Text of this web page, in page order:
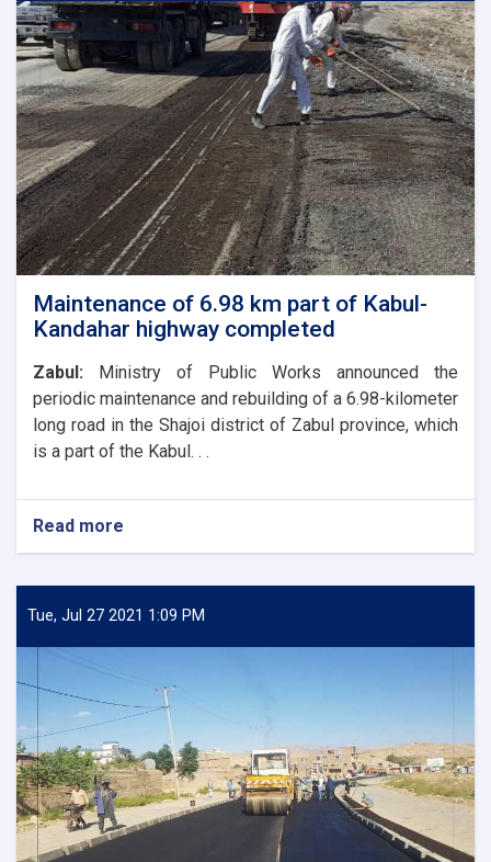
Minister
of
Technical
Affairs
of
the
Ministry
of
Public
Works
with
the
President
of
the
World
Food
Program
in
Afghanistan
and
UN
for
Afghanistan
Maintenance of 6.98 km part of Kabul-
Kandahar highway completed
Zabul: Ministry of Public Works announced the
periodic maintenance and rebuilding of a 6.98-kilometer
long road in the Shajoi district of Zabul province, which
is a part of the Kabul. . .
Read more
Maintenance
6.98
km
Kandahar
highway
completed
Tue, Jul 27 2021 1:09 PM